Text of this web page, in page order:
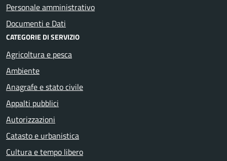
Personale amministrativo
Documenti e Dati
CATEGORIE DI SERVIZIO
Agricoltura e pesca
Ambiente
Anagrafe e stato civile
Appalti pubblici
Autorizzazioni
Catasto e urbanistica
Cultura e tempo libero